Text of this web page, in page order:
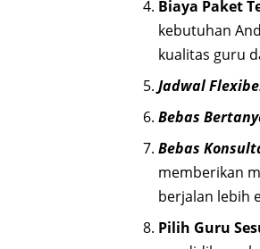
Biaya Paket
kebutuhan
kualitas guru
Jadwal
Bebas
Bebas
memberikan
berjalan lebih
Pilih Guru